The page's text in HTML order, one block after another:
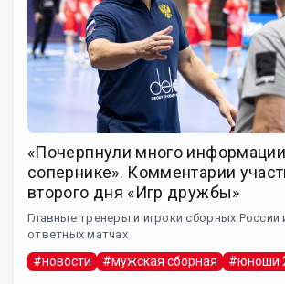
«Почерпнули много
сопернике». Комментарии
второго дня «Игр дружбы»
Главные тренеры и игроки сборных России
ответных матчах
#новости #мужская сборная #юноши